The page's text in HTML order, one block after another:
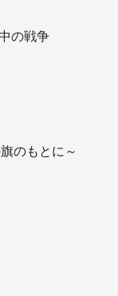
の戦争
のもとに～